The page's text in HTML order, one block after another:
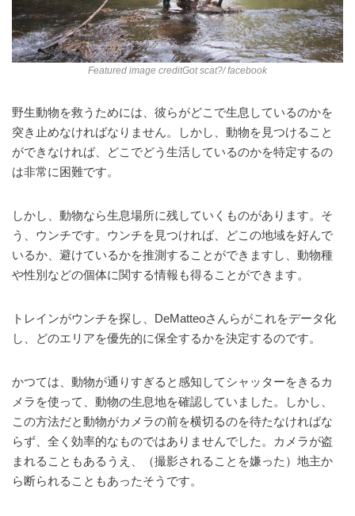
Featured image creditGot scat?/ facebook
野生動物を救うためには、彼らがどこで生息しているのかを
突き止めなければなりません。しかし、動物を見つけること
ができなければ、どこでどう生活しているのかを特定するの
は非常に困難です。
しかし、動物なら生息場所に残していくものがあります。そ
う、ウンチです。ウンチを見つければ、どこの地域を好んで
いるか、避けているかを推測することができますし、動物種
や性別などの個体に関する情報も得ることができます。
トレインがウンチを探し、DeMatteoさんらがこれをデータ化
し、どのエリアを優先的に保全するかを決定するのです。
かつては、動物が通りすぎると感知してシャッターをきるカ
メラを使って、動物の生息地を確認していました。しかし、
この方法だと動物がカメラの前を横切るのを待たなければな
らず、全く効率的なものではありませんでした。カメラが盗
まれることもあるうえ、（撮影されることを嫌った）地主か
ら断られることもあったそうです。